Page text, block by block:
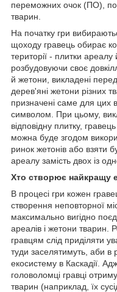
переможних очок (ПО),
тварин.
На початку гри
щоходу гравець обирає
території - плитки
розбудовуючи своє
й жетони, викладені
дерев'яні жетони різних
призначені саме для цих
символом. При цьому,
відповідну плитку,
можна буде згодом
ринок жетонів або взяти
ареалу замість двох із
Хто створює найкращу
В процесі гри кожен
створення неповторної
максимально вигідно
ареалів і жетони тварин.
гравцям слід приділяти
туди заселятимуть, аби в
екосистему в Каскадії.
головоломці гравці
тварин (наприклад, їх